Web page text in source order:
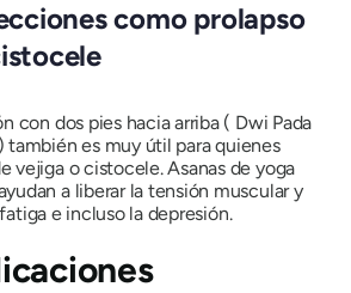
como prolapso
con dos pies hacia arriba ( Dwi Pada
también es muy útil para quienes
vejiga o cistocele.Asanasde yoga
a liberar la tensión muscular y
e incluso la depresión.